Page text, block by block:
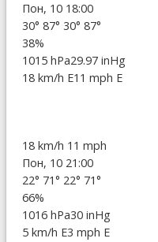
Пон, 10 18:00
30° 87° 30° 87°
38%
1015 hPa29.97 inHg
18 km/h E11 mph E
18 km/h 11 mph
Пон, 10 21:00
22° 71° 22° 71°
66%
1016 hPa30 inHg
5 km/h E3 mph E